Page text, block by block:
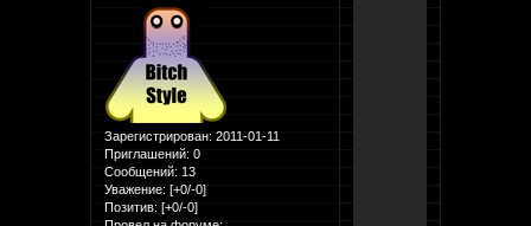
Зарегистрирован: 2011-01-11
Приглашений: 0
Сообщений: 13
Уважение: [+0/-0]
Позитив: [+0/-0]